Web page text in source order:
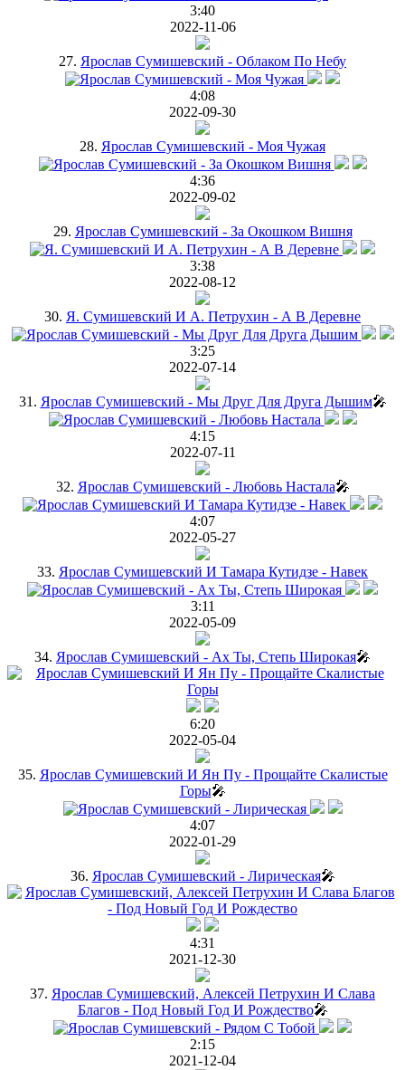
3:40
2022-11-06
27. Ярослав Сумишевский - Облаком По Небу
4:08
2022-09-30
28. Ярослав Сумишевский - Моя Чужая
4:36
2022-09-02
29. Ярослав Сумишевский - За Окошком Вишня
3:38
2022-08-12
30. Я. Сумишевский И А. Петрухин - А В Деревне
3:25
2022-07-14
31. Ярослав Сумишевский - Мы Друг Для Друга Дышим🎤
4:15
2022-07-11
32. Ярослав Сумишевский - Любовь Настала🎤
4:07
2022-05-27
33. Ярослав Сумишевский И Тамара Кутидзе - Навек
3:11
2022-05-09
34. Ярослав Сумишевский - Ах Ты, Степь Широкая🎤
6:20
2022-05-04
35. Ярослав Сумишевский И Ян Пу - Прощайте Скалистые
Горы🎤
4:07
2022-01-29
36. Ярослав Сумишевский - Лирическая🎤
4:31
2021-12-30
37. Ярослав Сумишевский, Алексей Петрухин И Слава
Благов - Под Новый Год И Рождество🎤
2:15
2021-12-04